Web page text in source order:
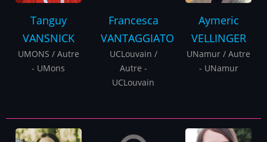
Tanguy
VANSNICK
UMONS / Autre
- UMons
Francesca
VANTAGGIATO
UCLouvain /
Autre -
UCLouvain
Aymeric
VELLINGER
UNamur / Autre
- UNamur